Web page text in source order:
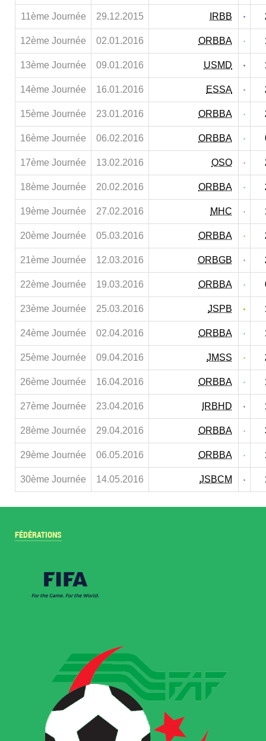
11ème Journée 29.12.2015 IRBB
12ème Journée 02.01.2016 ORBBA
13ème Journée 09.01.2016 USMD
14ème Journée 16.01.2016 ESSA
15ème Journée 23.01.2016 ORBBA
16ème Journée 06.02.2016 ORBBA
17ème Journée 13.02.2016 OSO
18ème Journée 20.02.2016 ORBBA
19ème Journée 27.02.2016 MHC
20ème Journée 05.03.2016 ORBBA
21ème Journée 12.03.2016 ORBGB
22ème Journée 19.03.2016 ORBBA
23ème Journée 25.03.2016 JSPB
24ème Journée 02.04.2016 ORBBA
25ème Journée 09.04.2016 JMSS
26ème Journée 16.04.2016 ORBBA
27ème Journée 23.04.2016 IRBHD
28ème Journée 29.04.2016 ORBBA
29ème Journée 06.05.2016 ORBBA
30ème Journée 14.05.2016 JSBCM
FÉDÉRATIONS